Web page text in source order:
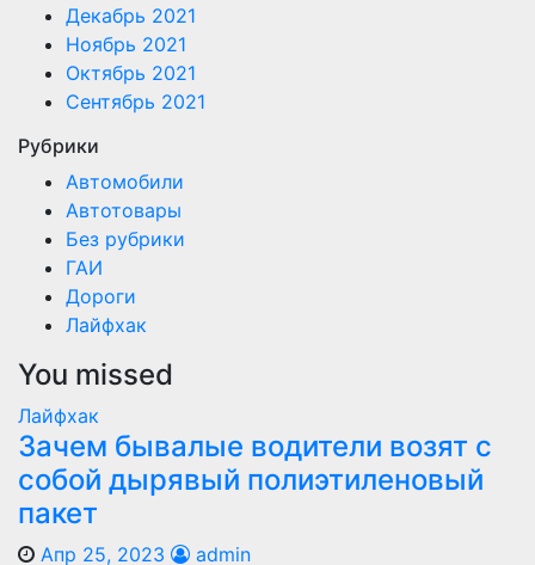
Декабрь 2021
Ноябрь 2021
Октябрь 2021
Сентябрь 2021
Рубрики
Автомобили
Автотовары
Без рубрики
ГАИ
Дороги
Лайфхак
You missed
Лайфхак
Зачем бывалые водители возят с
собой дырявый полиэтиленовый
пакет
Апр 25, 2023
admin